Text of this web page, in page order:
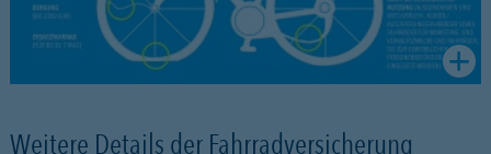
Weitere Details der Fahrradversicherung